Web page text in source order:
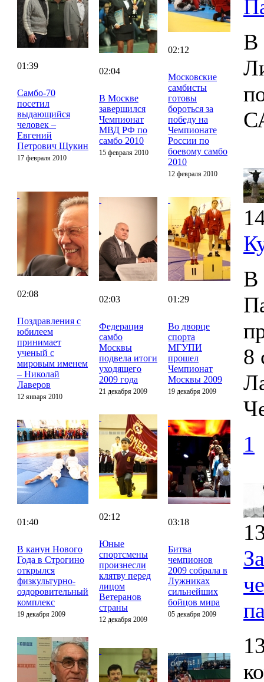
01:39
Cамбо-70
посетил
выдающийся
человек –
Евгений
Петрович Щукин
17 февраля 2010
02:04
В Москве
завершился
Чемпионат
МВД РФ по
самбо 2010
15 февраля 2010
02:12
Московские
самбисты
готовы
бороться за
победу на
Чемпионате
России по
боевому самбо
2010
12 февраля 2010
02:08
Поздравления с
юбилеем
принимает
ученый с
мировым именем
– Николай
Лаверов
12 января 2010
02:03
Федерация
самбо
Москвы
подвела итоги
уходящего
2009 года
21 декабря 2009
01:29
Во дворце
спорта
МГУПИ
прошел
Чемпионат
Москвы 2009
19 декабря 2009
01:40
В канун Нового
Года в Строгино
открылся
физкультурно-
оздоровительный
комплекс
19 декабря 2009
02:12
Юные
спортсмены
произнесли
клятву перед
лицом
Ветеранов
страны
12 декабря 2009
03:18
Битва
чемпионов
2009 собрала в
Лужниках
сильнейших
бойцов мира
05 декабря 2009
В
В
8
1